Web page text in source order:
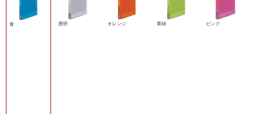
青 透明 オレンジ 黄緑 ピンク